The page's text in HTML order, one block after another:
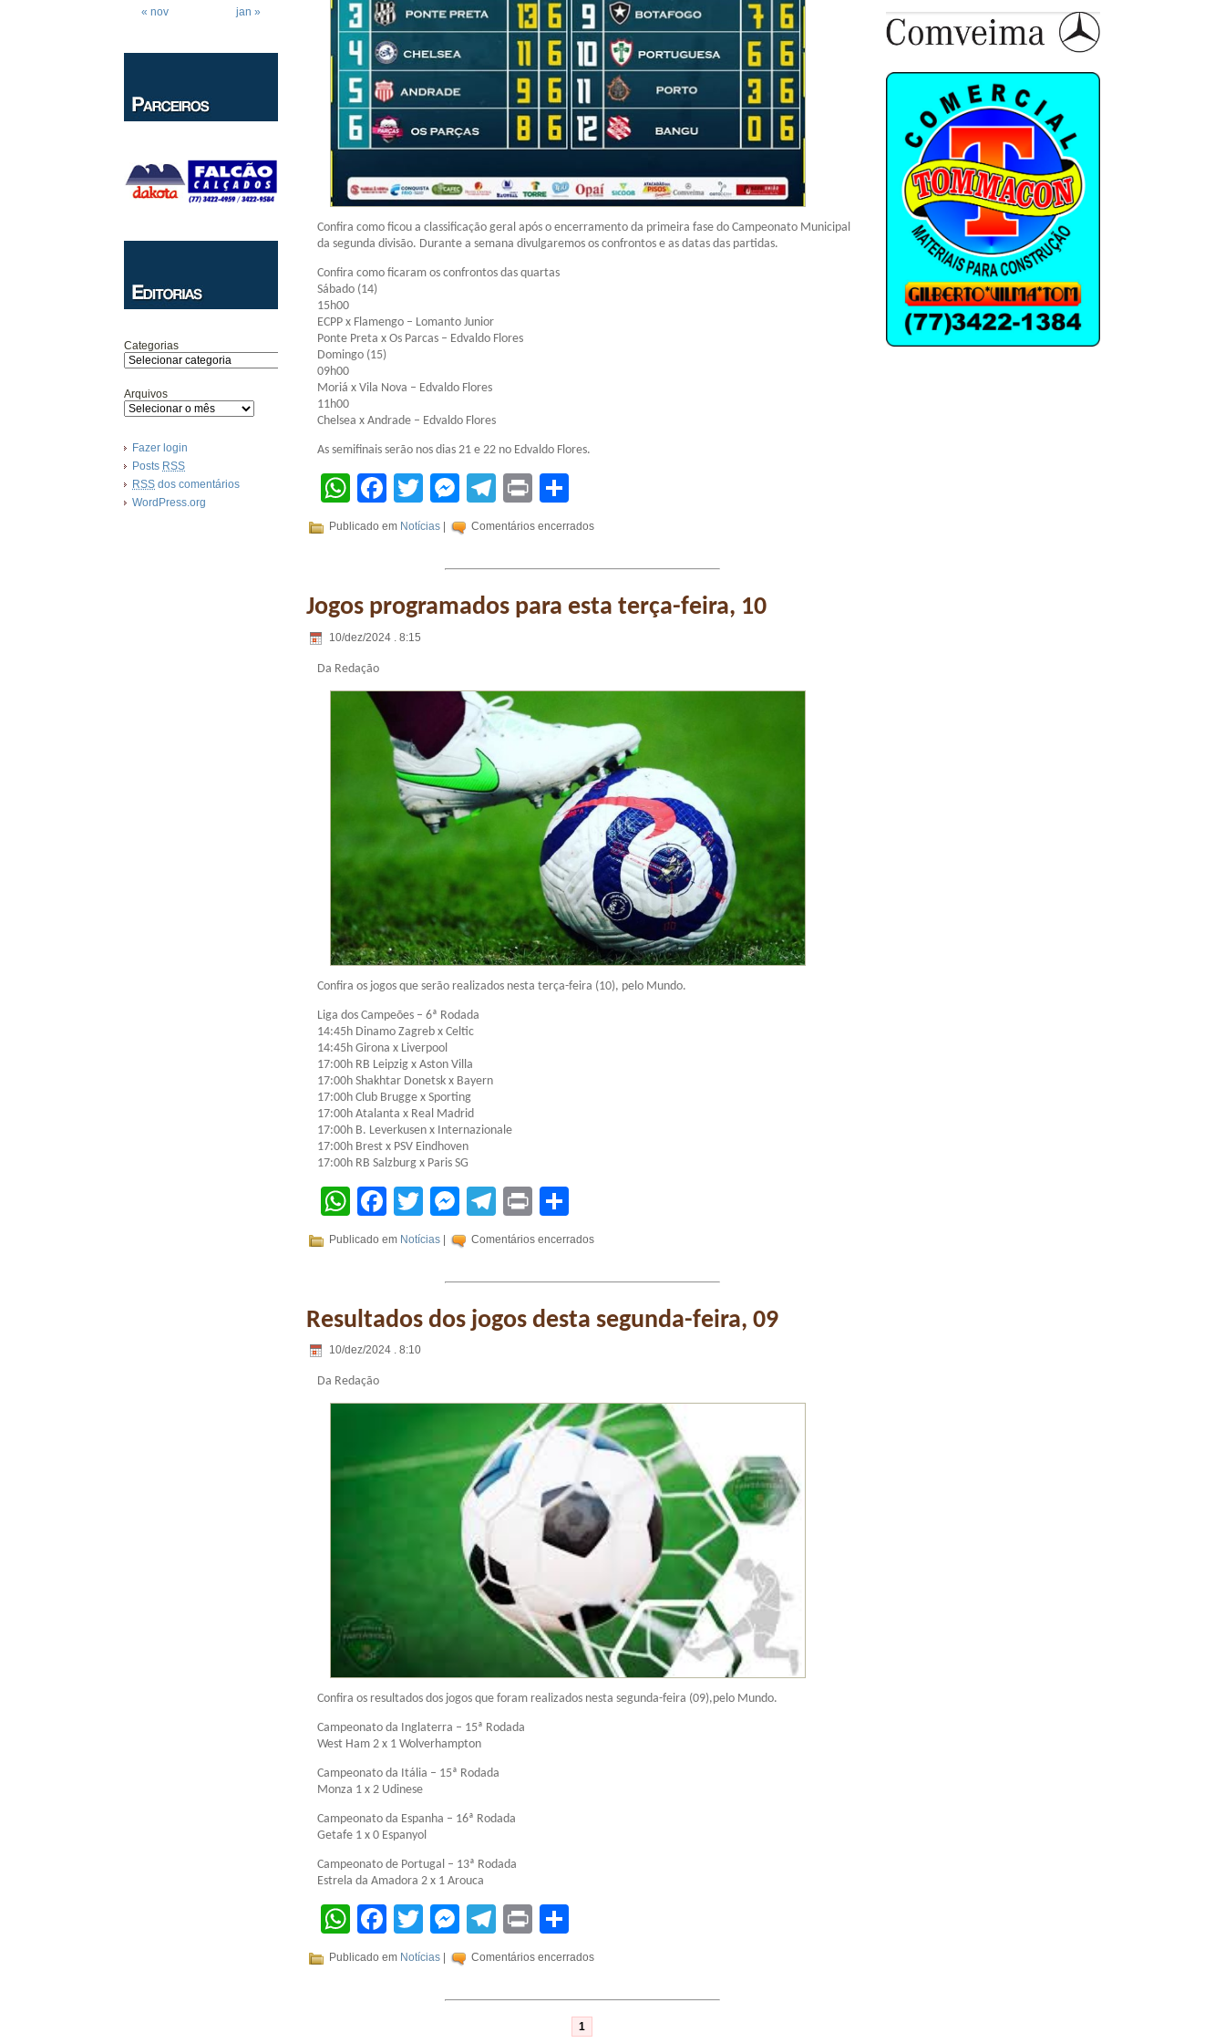
« nov jan »
Categorias
Arquivos
Fazer login
Posts RSS
RSS dos comentários
WordPress.org
Confira como ficou a classificação geral após o encerramento da primeira fase do Campeonato Municipal
da segunda divisão. Durante a semana divulgaremos os confrontos e as datas das partidas.
Confira como ficaram os confrontos das quartas
Sábado (14)
15h00
ECPP x Flamengo – Lomanto Junior
Ponte Preta x Os Parcas – Edvaldo Flores
Domingo (15)
09h00
Moriá x Vila Nova – Edvaldo Flores
11h00
Chelsea x Andrade – Edvaldo Flores
As semifinais serão nos dias 21 e 22 no Edvaldo Flores.
WhatsApp
Facebook
TwitterMessenger
Telegram
Print
Publicado em Notícias Comentários encerrados
Jogos programados para esta terça-feira, 10
10/dez/2024 . 8:15
Da Redação
Confira os jogos que serão realizados nesta terça-feira (10), pelo Mundo.
Liga dos Campeões – 6ª Rodada
14:45h Dinamo Zagreb x Celtic
14:45h Girona x Liverpool
17:00h RB Leipzig x Aston Villa
17:00h Shakhtar Donetsk x Bayern
17:00h Club Brugge x Sporting
17:00h Atalanta x Real Madrid
17:00h B. Leverkusen x Internazionale
17:00h Brest x PSV Eindhoven
17:00h RB Salzburg x Paris SG
WhatsApp
Facebook
TwitterMessenger
Telegram
Print
Publicado em Notícias | Comentários encerrados
Resultados dos jogos desta segunda-feira, 09
10/dez/2024 . 8:10
Da Redação
Confira os resultados dos jogos que foram realizados nesta segunda-feira (09),pelo Mundo.
Campeonato da Inglaterra – 15ª Rodada
West Ham 2 x 1 Wolverhampton
Campeonato da Itália – 15ª Rodada
Monza 1 x 2 Udinese
Campeonato da Espanha – 16ª Rodada
Getafe 1 x 0 Espanyol
Campeonato de Portugal – 13ª Rodada
Estrela da Amadora 2 x 1 Arouca
WhatsApp
Facebook
TwitterMessenger
Telegram
Print
Publicado em Notícias Comentários encerrados
1